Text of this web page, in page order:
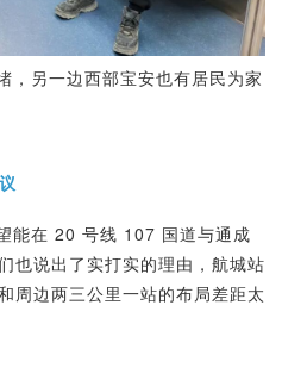
，另一边西部宝安也有居民为家
能在 20 号线 107 国道与通成
也说出了实打实的理由，航城站
周边两三公里一站的布局差距太